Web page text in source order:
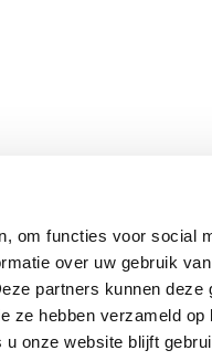
om functies voor social
over uw gebruik
partners kunnen deze
ze hebben verzameld op
onze website blijft